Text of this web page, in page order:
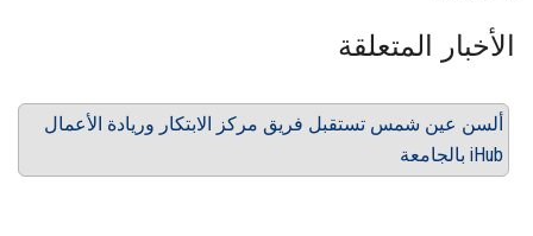
الأخبار المتعلقة
ألسن عين شمس تستقبل فريق مركز الابتكار وريادة الأعمال
بالجامعة iHub